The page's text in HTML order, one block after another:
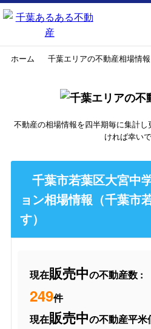
ホーム 千葉エリアの不動産相場情報
不動産の相場情報を四半期毎に集計
ければ幸いで
千葉市若葉区大宮中
ョン相場情報（千葉市
す）
現在販売中の不動産数 :
249件
現在販売中の不動産平米